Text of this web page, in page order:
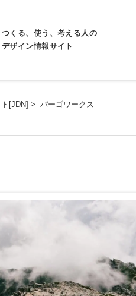
つくる、使う、考える人の
デザイン情報サイト
[JDN] > パーゴワークス